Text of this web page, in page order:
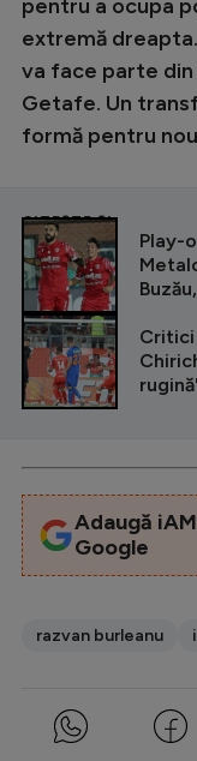
pentru a ocupa
extremă
va face parte
Getafe. Un
formă pentru
CITEȘTE ȘI
Play-
Critici
Adaugă
Google
razvan burleanu